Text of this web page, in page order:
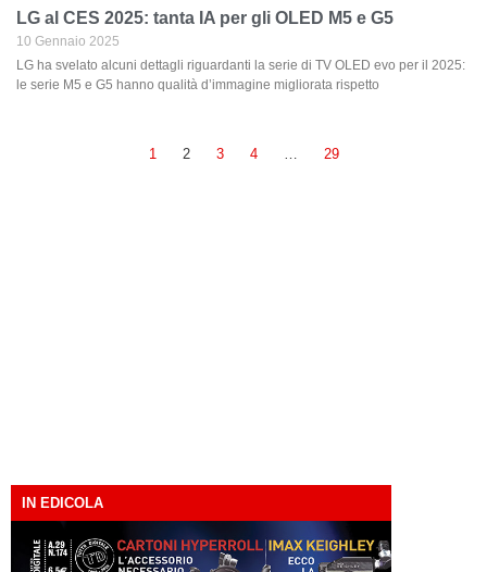
LG al CES 2025: tanta IA per gli OLED M5 e G5
10 Gennaio 2025
LG ha svelato alcuni dettagli riguardanti la serie di TV OLED evo per il 2025:
le serie M5 e G5 hanno qualità d’immagine migliorata rispetto
1 2 3 4 … 29
IN EDICOLA